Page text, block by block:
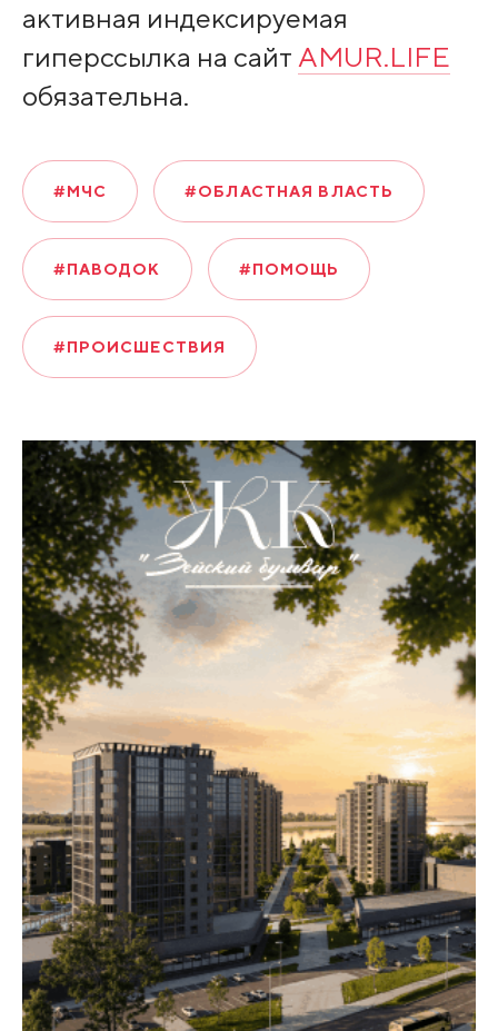
активная индексируемая
гиперссылка на сайт AMUR.LIFE
обязательна.
#МЧС #ОБЛАСТНАЯ ВЛАСТЬ
#ПАВОДОК #ПОМОЩЬ
#ПРОИСШЕСТВИЯ